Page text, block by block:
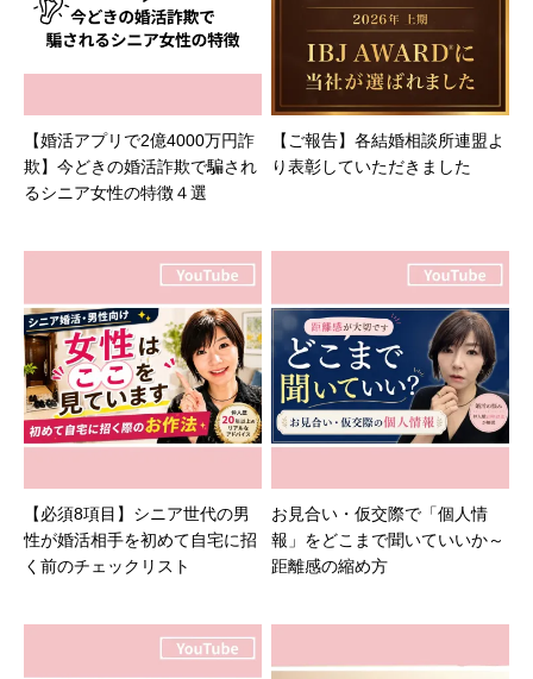
【婚活アプリで2億4000万円詐
欺】今どきの婚活詐欺で騙され
るシニア女性の特徴４選
【ご報告】各結婚相談所連盟よ
り表彰していただきました
【必須8項目】シニア世代の男
性が婚活相手を初めて自宅に招
く前のチェックリスト
お見合い・仮交際で「個人情
報」をどこまで聞いていいか～
距離感の縮め方